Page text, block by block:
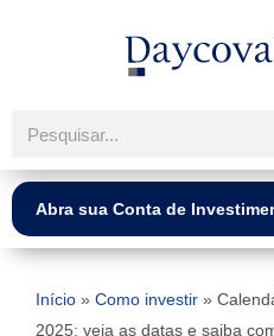
Pesquisar
Abra sua Conta de
Início » Como investir »
2025: veja as datas e saiba